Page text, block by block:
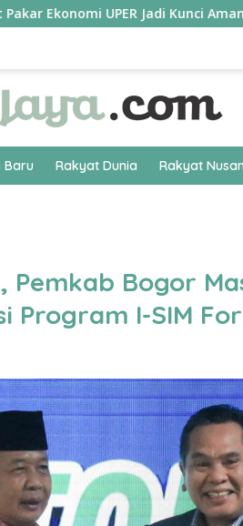
UPER Jadi Kunci Amankan Ekonomi
Baru Rakyat Dunia Rakyat
Pemkab Bogor
Program I-SIM